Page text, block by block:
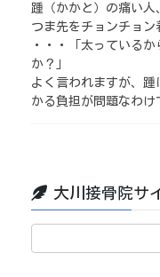
踵（かかと）の痛い人
つま先をチョンチョン
・・・「太っている
か？」
よく言われますが、
かる負担が問題なわけ
大川接骨院サ